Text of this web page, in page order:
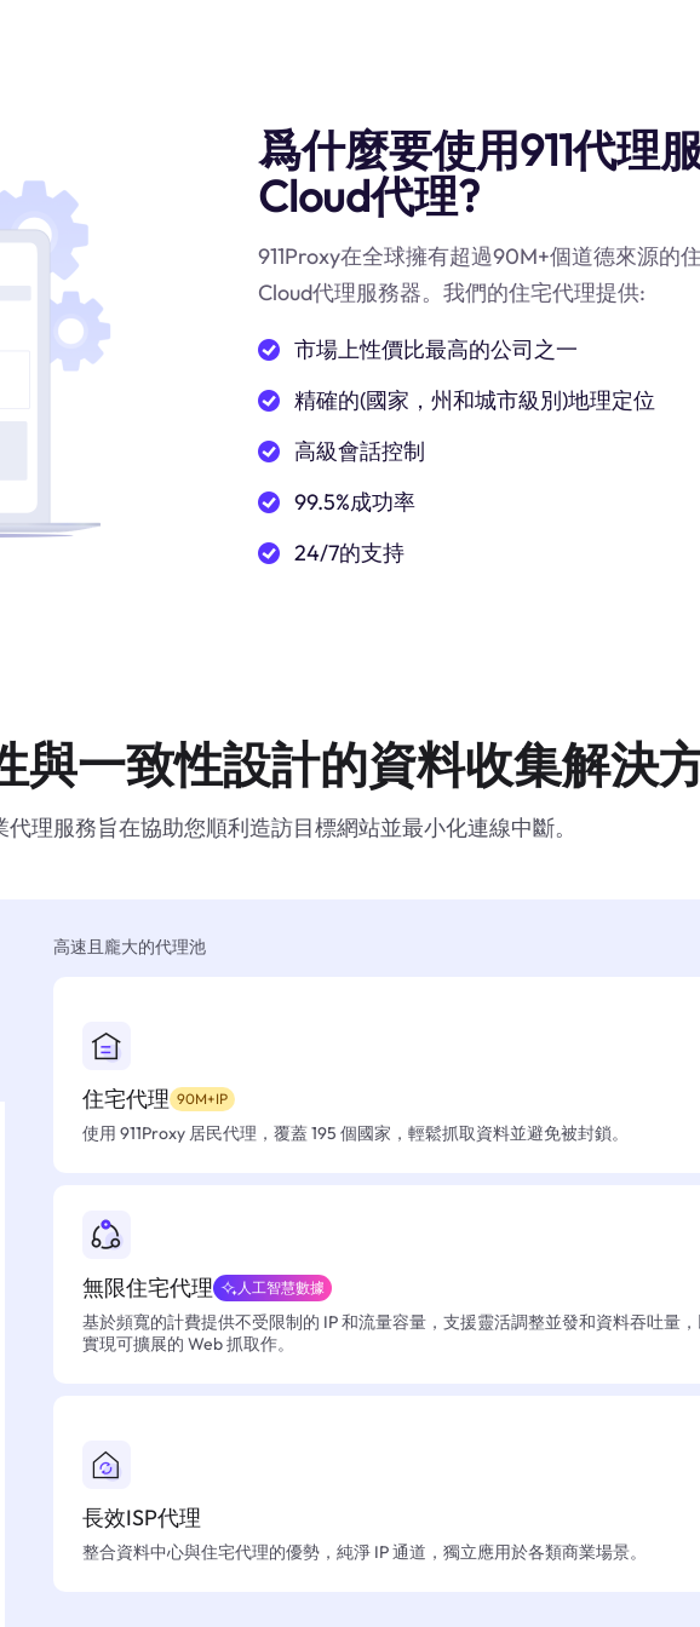
爲什麼要使用911代理
Cloud代理?
911Proxy在全球擁有超過90M+個道德來源的
Cloud代理服務器。我們的住宅代理提供:
市場上性價比最高的公司之一
精確的(國家，州和城市級別)地理定位
高級會話控制
99.5%成功率
24/7的支持
與一致性設計的資料收集解決
代理服務旨在協助您順利造訪目標網站並最小化連線中斷。
高速且龐大的代理池
住宅代理 90M+IP
使用 911Proxy 居民代理，覆蓋 195 個國家，輕鬆抓取資料並避免被封鎖。
無限住宅代理 人工智慧數據
基於頻寬的計費提供不受限制的 IP 和流量容量，支援靈活調整並發和資料吞吐量
實現可擴展的 Web 抓取作。
長效ISP代理
整合資料中心與住宅代理的優勢，純淨 IP 通道，獨立應用於各類商業場景。